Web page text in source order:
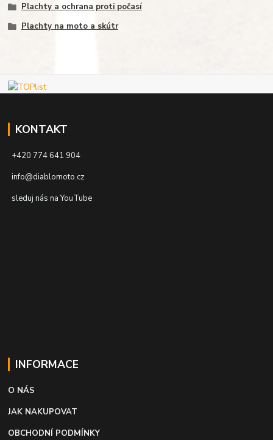
Plachty a ochrana proti počasí
Plachty na moto a skútr
KONTAKT
+420 774 641 904
info@diablomoto.cz
sleduj nás na YouTube
INFORMACE
O NÁS
JAK NAKUPOVAT
OBCHODNÍ PODMÍNKY